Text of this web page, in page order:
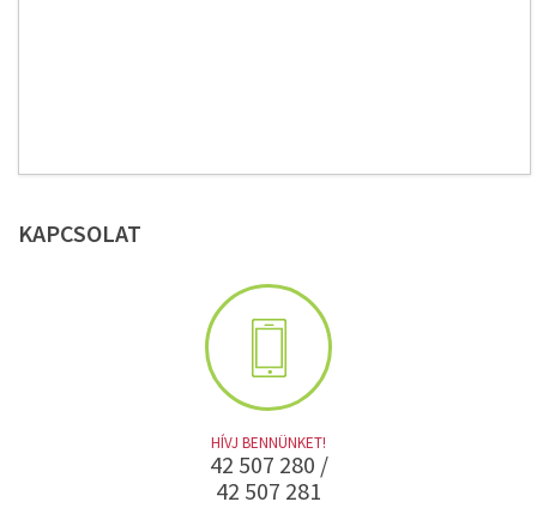
KAPCSOLAT
HÍVJ BENNÜNKET!
42 507 280 /
42 507 281